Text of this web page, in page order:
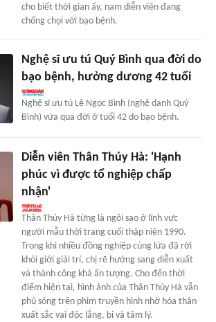
cho biết thời gian ấy, nam diễn viên đang
chống chọi với bạo bệnh.
Nghệ sĩ ưu tú Quý Bình qua đời do
bạo bệnh, hưởng dương 42 tuổi
Nghệ sĩ ưu tú Lê Ngọc Bình (nghệ danh Quý
Bình) vừa qua đời ở tuổi 42 do bạo bệnh.
Diễn viên Thân Thúy Hà: 'Hạnh
phúc vì được tổ nghiệp chấp
nhận'
Thân Thúy Hà từng là ngôi sao ở lĩnh vực
người mẫu thời trang cuối thập niên 1990.
Trong khi nhiều đồng nghiệp cùng lứa đã rời
khỏi giới giải trí, chị rẽ hướng sang diễn xuất
và thành công khá ấn tượng. Cho đến thời
điểm hiện tại, hình ảnh của Thân Thúy Hà vẫn
phủ sóng trên phim truyền hình nhờ hóa thân
xuất sắc vai độc lẳng, bi và tâm lý.